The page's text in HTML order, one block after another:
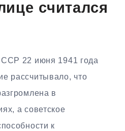
считался
22 июня 1941 года
рассчитывало, что
в
а советское
к